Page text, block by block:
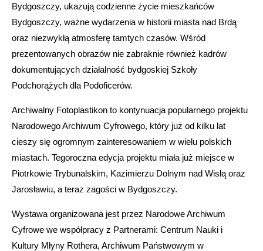
Bydgoszczy, ukazują codzienne życie mieszkańców
Bydgoszczy, ważne wydarzenia w historii miasta nad Brdą
oraz niezwykłą atmosferę tamtych czasów. Wśród
prezentowanych obrazów nie zabraknie również kadrów
dokumentujących działalność bydgoskiej Szkoły
Podchorążych dla Podoficerów.
Archiwalny Fotoplastikon to kontynuacja popularnego projektu
Narodowego Archiwum Cyfrowego, który już od kilku lat
cieszy się ogromnym zainteresowaniem w wielu polskich
miastach. Tegoroczna edycja projektu miała już miejsce w
Piotrkowie Trybunalskim, Kazimierzu Dolnym nad Wisłą oraz
Jarosławiu, a teraz zagości w Bydgoszczy.
Wystawa organizowana jest przez Narodowe Archiwum
Cyfrowe we współpracy z Partnerami: Centrum Nauki i
Kultury Młyny Rothera, Archiwum Państwowym w